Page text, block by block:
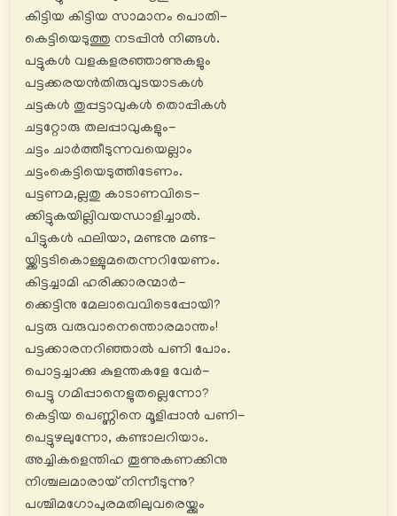
കിട്ടിയ കിട്ടിയ സാമാനം പൊതി-
കെട്ടിയെടുത്തു നടപ്പിൻ നിങ്ങൾ.
പട്ടുകൾ വളകളരഞ്ഞാണുകളും
പട്ടക്കരയൻതിരുവുടയാടകൾ
ചട്ടകൾ തുപ്പട്ടാവുകൾ തൊപ്പികൾ
ചട്ടറ്റോരു തലപ്പാവുകളും-
ചട്ടം ചാര്‍ത്തീടുന്നവയെല്ലാം
ചട്ടംകെട്ടിയെടുത്തിടേണം.
പട്ടണമ,ല്ലതു കാടാണവിടെ-
ക്കിട്ടുകയില്ലിവയന്ധാളിച്ചാൽ.
പിട്ടുകൾ ഫലിയാ, മണ്ടനു മണ്ട-
യ്ക്കിട്ടടികൊള്ളുമതെന്നറിയേണം.
കിട്ടച്ചാമി ഹരിക്കാരന്മാര്‍-
ക്കെട്ടിനു മേലാവെവിടെപ്പോയി?
പട്ടരു വരുവാനെന്തൊരമാന്തം!
പട്ടക്കാരനറിഞ്ഞാൽ പണി പോം.
പൊട്ടച്ചാക്കു കുളന്തകളേ വേർ-
പെട്ടു ഗമിപ്പാനെളുതല്ലെന്നോ?
കെട്ടിയ പെണ്ണിനെ മൂളിപ്പാൻ പണി-
പെട്ടുഴലുന്നോ, കണ്ടാലറിയാം.
അച്ചികളെന്തിഹ തൂണുകണക്കിനു
നിശ്ചലമാരായ് നിന്നീടുന്നു?
പശ്ചിമഗോപുരമതിലുവരെയ്ക്കും